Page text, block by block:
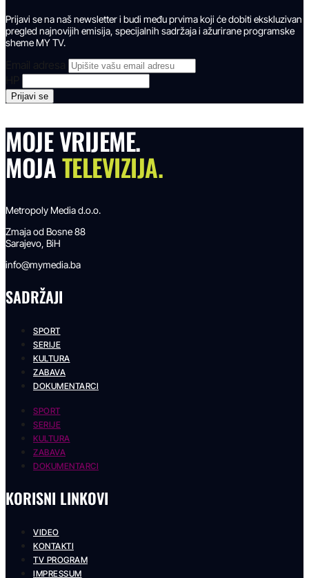
Prijavi se na naš newsletter i budi među prvima koji će dobiti ekskluzivan
pregled najnovijih emisija, specijalnih sadržaja i ažurirane programske
sheme MY TV.
Email adresa
MOJE VRIJEME.
MOJATELEVIZIJA.
Metropoly Media d.o.o.
Zmaja od Bosne 88
Sarajevo, BiH
info@mymedia.ba
SADRŽAJI
SPORT
SERIJE
KULTURA
ZABAVA
DOKUMENTARCI
SPORT
SERIJE
KULTURA
ZABAVA
DOKUMENTARCI
KORISNI LINKOVI
VIDEO
KONTAKTI
TV PROGRAM
IMPRESSUM